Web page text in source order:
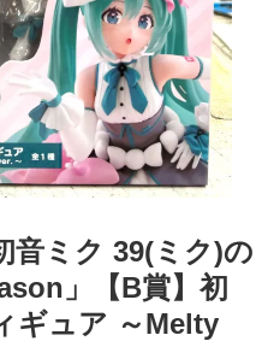
音ミク ​39(ミク)の
」【B賞】初
ギュア ​～Melty